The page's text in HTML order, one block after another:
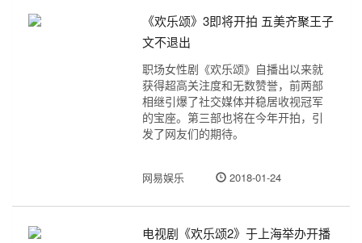
《欢乐颂》3即将开拍 五美齐聚王子
文不退出
职场女性剧《欢乐颂》自播出以来就
获得超高关注度和无数赞誉，前两部
相继引爆了社交媒体并稳居收视冠军
的宝座。第三部也将在今年开拍，引
发了网友们的期待。
网易娱乐 2018-01-24
电视剧《欢乐颂2》于上海举办开播